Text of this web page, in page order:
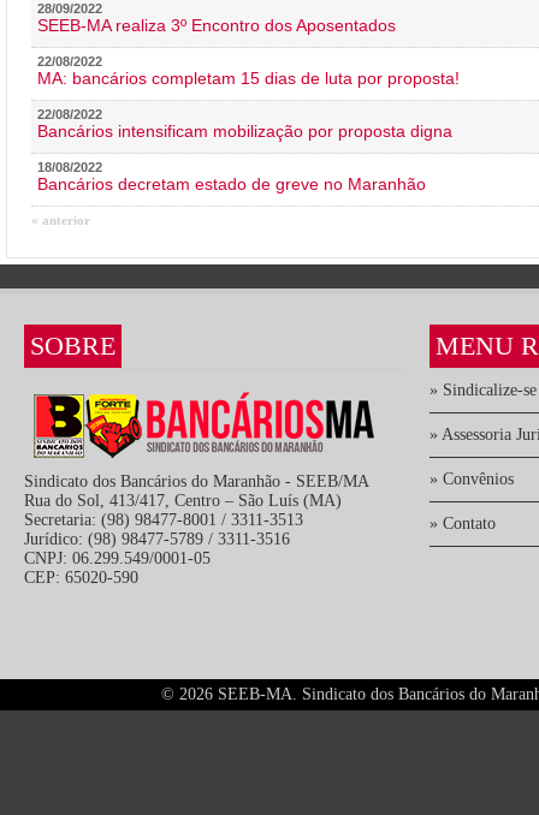
28/09/2022
SEEB-MA realiza 3º Encontro dos Aposentados
22/08/2022
MA: bancários completam 15 dias de luta por proposta!
22/08/2022
Bancários intensificam mobilização por proposta digna
18/08/2022
Bancários decretam estado de greve no Maranhão
« anterior
SOBRE
Sindicato dos Bancários do Maranhão - SEEB/MA
Rua do Sol, 413/417, Centro – São Luís (MA)
Secretaria: (98) 98477-8001 / 3311-3513
Jurídico: (98) 98477-5789 / 3311-3516
CNPJ: 06.299.549/0001-05
CEP: 65020-590
MENU
» Sindicalize-se
» Assessoria
» Convênios
» Contato
© 2026 SEEB-MA. Sindicato dos Bancários do